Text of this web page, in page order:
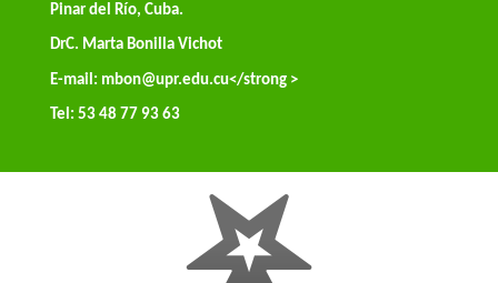
Pinar del Río, Cuba.
DrC. Marta Bonilla Vichot
E-mail: mbon@upr.edu.cu</strong >
Tel: 53 48 77 93 63